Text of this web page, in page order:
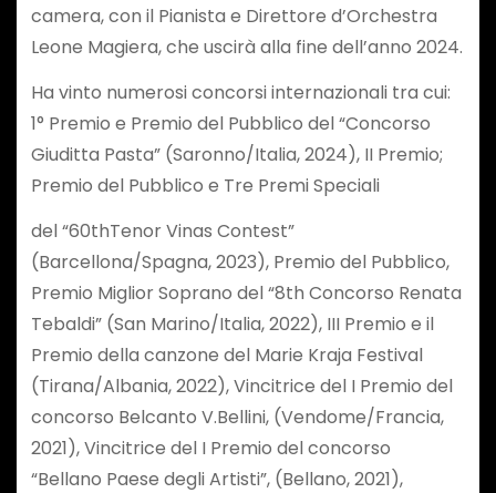
camera, con il Pianista e Direttore d’Orchestra
Leone Magiera, che uscirà alla fine dell’anno 2024.
Ha vinto numerosi concorsi internazionali tra cui:
1° Premio e Premio del Pubblico del “Concorso
Giuditta Pasta” (Saronno/Italia, 2024), II Premio;
Premio del Pubblico e Tre Premi Speciali
del “60thTenor Vinas Contest”
(Barcellona/Spagna, 2023), Premio del Pubblico,
Premio Miglior Soprano del “8th Concorso Renata
Tebaldi” (San Marino/Italia, 2022), III Premio e il
Premio della canzone del Marie Kraja Festival
(Tirana/Albania, 2022), Vincitrice del I Premio del
concorso Belcanto V.Bellini, (Vendome/Francia,
2021), Vincitrice del I Premio del concorso
“Bellano Paese degli Artisti”, (Bellano, 2021),